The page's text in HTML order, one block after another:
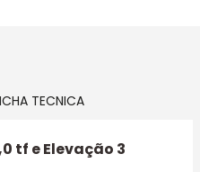
TECNICA
tf e Elevação 3